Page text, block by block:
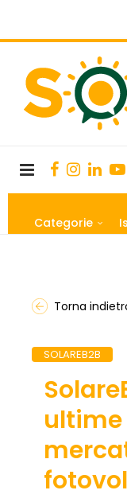
Categorie
Torna
SOLAREB2B
ultime